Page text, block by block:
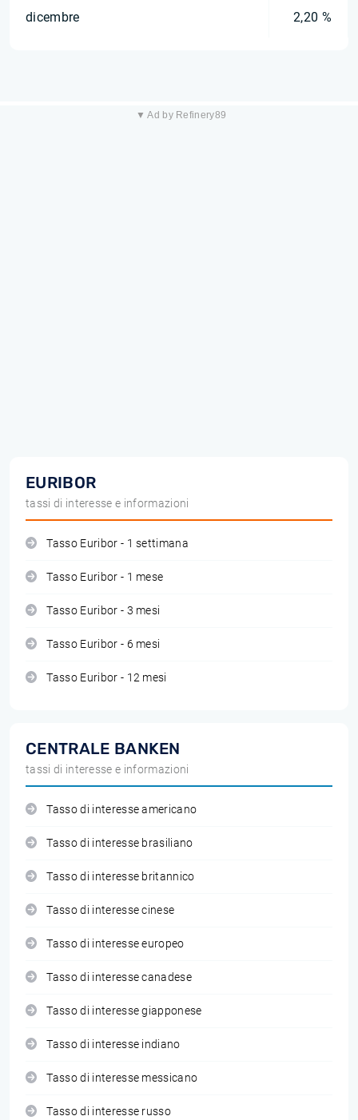
dicembre 2,20 %
▼ Ad by Refinery89
EURIBOR
tassi di interesse e informazioni
Tasso Euribor - 1 settimana
Tasso Euribor - 1 mese
Tasso Euribor - 3 mesi
Tasso Euribor - 6 mesi
Tasso Euribor - 12 mesi
CENTRALE BANKEN
tassi di interesse e informazioni
Tasso di interesse americano
Tasso di interesse brasiliano
Tasso di interesse britannico
Tasso di interesse cinese
Tasso di interesse europeo
Tasso di interesse canadese
Tasso di interesse giapponese
Tasso di interesse indiano
Tasso di interesse messicano
Tasso di interesse russo